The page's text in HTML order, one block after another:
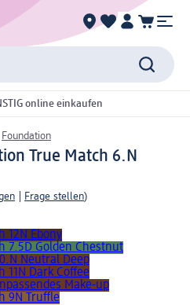
online einkaufen
Foundation
True Match 6.N
Frage stellen)
12N Ebony
7.5D Golden Chestnut
Neutral Deep
11N Dark Coffee
Make-up
9N Truffle